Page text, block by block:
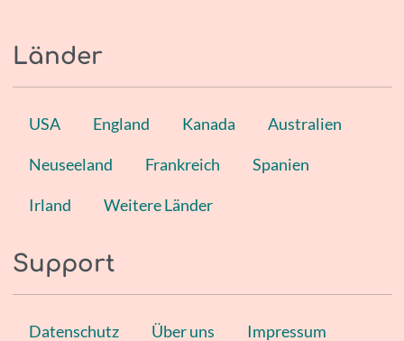
Länder
USA England Kanada Australien
Neuseeland Frankreich Spanien
Irland Weitere Länder
Support
Datenschutz Über uns Impressum